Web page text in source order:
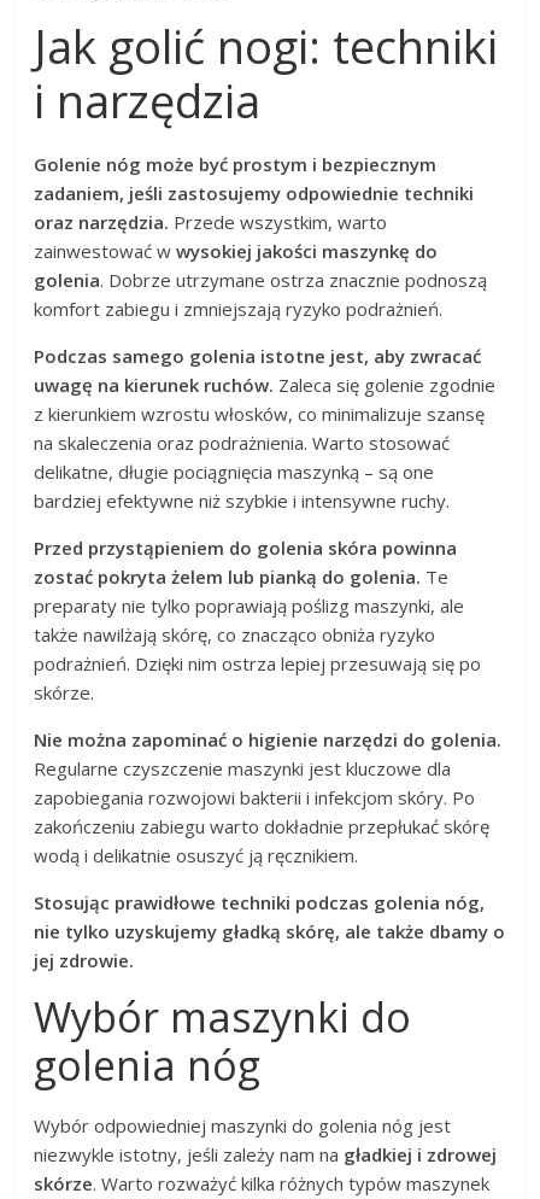
Jak golić nogi: techniki
i narzędzia
Golenie nóg może być prostym i bezpiecznym
zadaniem, jeśli zastosujemy odpowiednie techniki
oraz narzędzia. Przede wszystkim, warto
zainwestować wwysokiej jakości maszynkę do
golenia. Dobrze utrzymane ostrza znacznie podnoszą
komfort zabiegu i zmniejszają ryzyko podrażnień.
Podczas samego golenia istotne jest, aby zwracać
uwagę na kierunek ruchów. Zaleca się golenie zgodnie
z kierunkiem wzrostu włosków, co minimalizuje szansę
na skaleczenia oraz podrażnienia. Warto stosować
delikatne, długie pociągnięcia maszynką – są one
bardziej efektywne niż szybkie i intensywne ruchy.
Przed przystąpieniem do golenia skóra powinna
zostać pokryta żelem lub pianką do golenia. Te
preparaty nie tylko poprawiają poślizg maszynki, ale
także nawilżają skórę, co znacząco obniża ryzyko
podrażnień. Dzięki nim ostrza lepiej przesuwają się po
skórze.
Nie można zapominać o higienie narzędzi do golenia.
Regularne czyszczenie maszynki jest kluczowe dla
zapobiegania rozwojowi bakterii i infekcjom skóry. Po
zakończeniu zabiegu warto dokładnie przepłukać skórę
wodą i delikatnie osuszyć ją ręcznikiem.
Stosując prawidłowe techniki podczas golenia nóg,
nie tylko uzyskujemy gładką skórę, ale także dbamy o
jej zdrowie.
Wybór maszynki do
golenia nóg
Wybór odpowiedniej maszynki do golenia nóg jest
niezwykle istotny, jeśli zależy nam na gładkiej i zdrowej
skórze. Warto rozważyć kilka różnych typów maszynek